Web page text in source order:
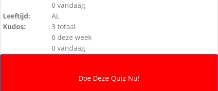
0 vandaag
Leeftijd:
AL
Kudos:
3 totaal
0 deze week
0 vandaag